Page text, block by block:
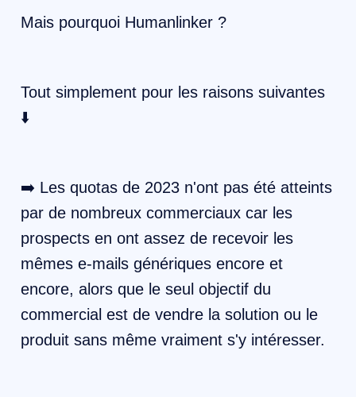
Mais pourquoi Humanlinker ?
Tout simplement pour les raisons suivantes
⬇️
➡️ Les quotas de 2023 n'ont pas été atteints
par de nombreux commerciaux car les
prospects en ont assez de recevoir les
mêmes e-mails génériques encore et
encore, alors que le seul objectif du
commercial est de vendre la solution ou le
produit sans même vraiment s'y intéresser.